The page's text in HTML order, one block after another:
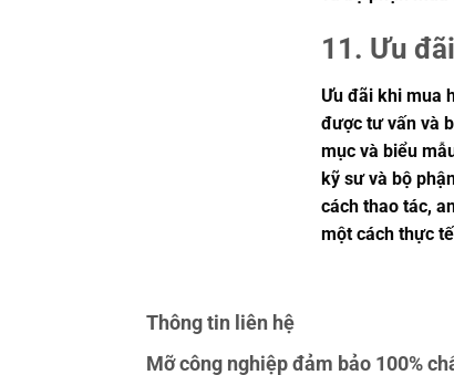
11. Ưu
Ưu đãi khi mua
được tư vấn và
mục và biểu
kỹ sư và bộ
cách thao tác,
một cách thực
Thông tin liên hệ
Mỡ công nghiệp đảm bảo 100%